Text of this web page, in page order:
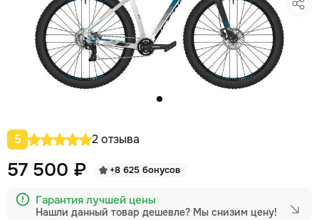
5 2 отзыва
57 500 ₽ +8 625 бонусов
Гарантия лучшей цены
Нашли данный товар дешевле? Мы снизим цену!